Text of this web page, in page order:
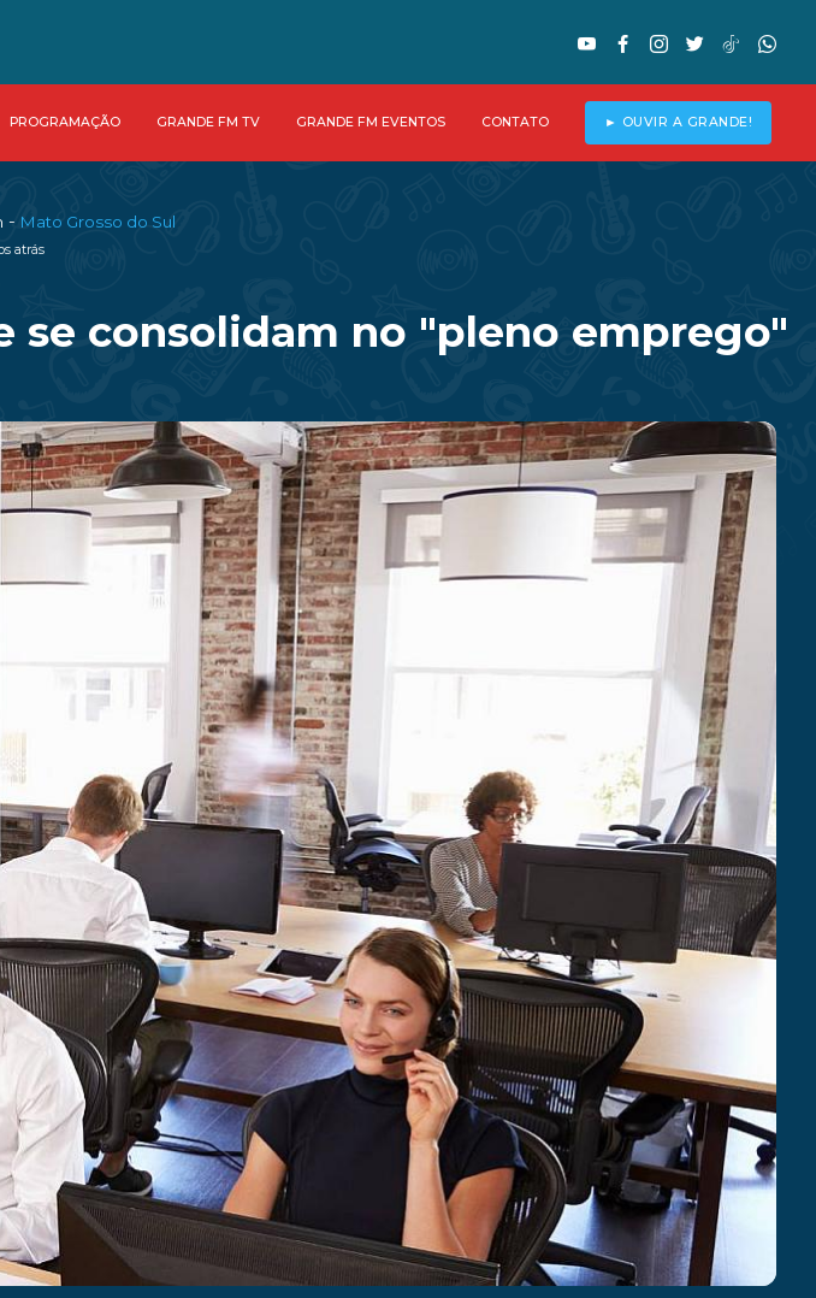
PROGRAMAÇÃO GRANDE FM TV GRANDE FM EVENTOS CONTATO ► OUVIR A GRANDE!
- Mato Grosso do Sul
atrás
se consolidam no "pleno emprego"